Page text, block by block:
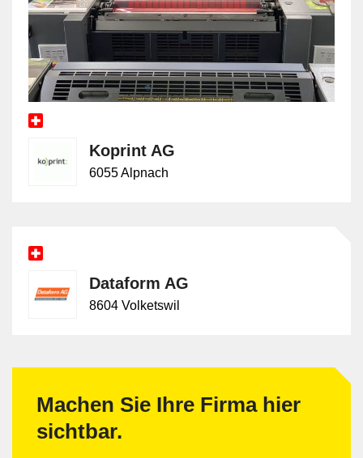
Koprint AG
6055 Alpnach
Dataform AG
8604 Volketswil
Machen Sie Ihre Firma hier
sichtbar.